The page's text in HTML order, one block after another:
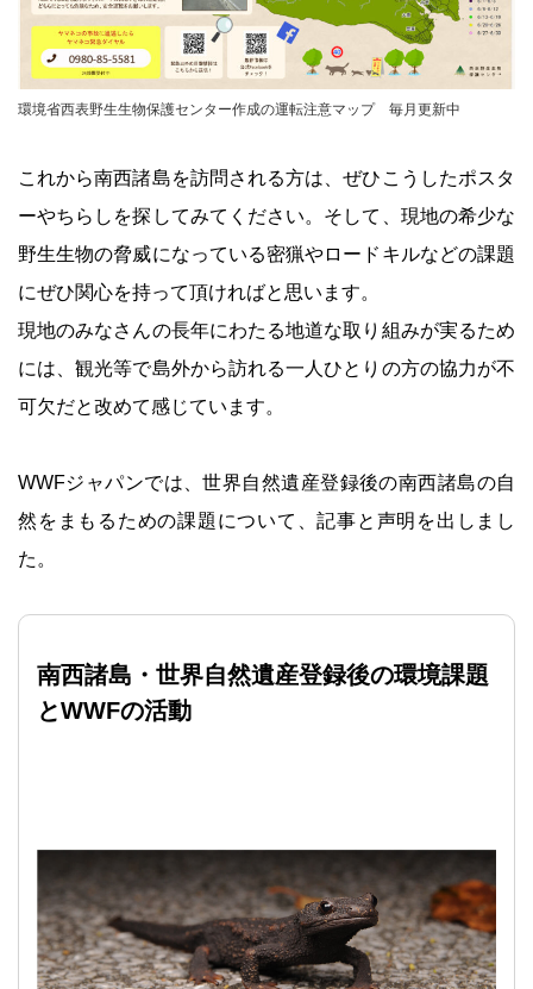
環境省西表野生生物保護センター作成の運転注意マップ 毎月更新中
これから南西諸島を訪問される方は、ぜひこうしたポスタ
ーやちらしを探してみてください。そして、現地の希少な
野生生物の脅威になっている密猟やロードキルなどの課題
にぜひ関心を持って頂ければと思います。
現地のみなさんの長年にわたる地道な取り組みが実るため
には、観光等で島外から訪れる一人ひとりの方の協力が不
可欠だと改めて感じています。
WWFジャパンでは、世界自然遺産登録後の南西諸島の自
然をまもるための課題について、記事と声明を出しまし
た。
南西諸島・世界自然遺産登録後の環境課題
とWWFの活動